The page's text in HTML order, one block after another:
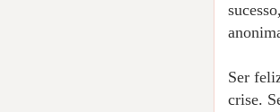
Ser
crise.